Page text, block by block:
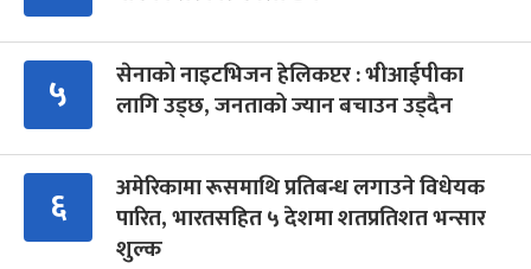
५
सेनाको नाइटभिजन हेलिकप्टर : भीआईपीका
लागि उड्छ, जनताको ज्यान बचाउन उड्दैन
६
अमेरिकामा रूसमाथि प्रतिबन्ध लगाउने विधेयक
पारित, भारतसहित ५ देशमा शतप्रतिशत भन्सार
शुल्क